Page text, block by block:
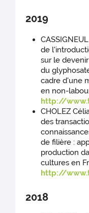
2019
de
sur le
du
cadre d'une
en non-
http://
CHOLEZ
des
de filière :
production
cultures en
http://
2018